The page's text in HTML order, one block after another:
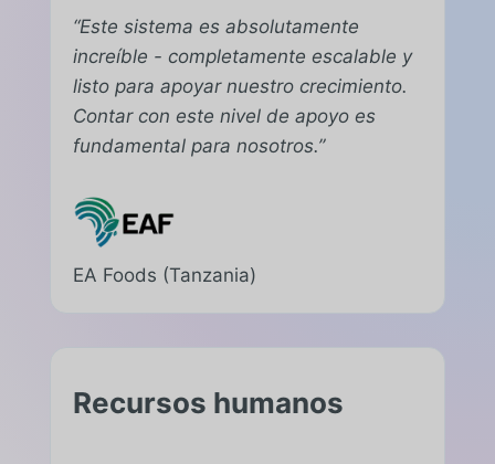
“Este sistema es absolutamente
increíble - completamente escalable y
listo para apoyar nuestro crecimiento.
Contar con este nivel de apoyo es
fundamental para nosotros.”
EA Foods (Tanzania)
Recursos humanos